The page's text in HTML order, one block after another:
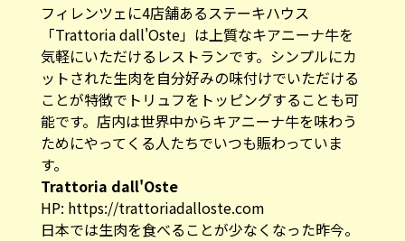
フィレンツェに4店舗あるステーキハウス
「Trattoria dall'Oste」は上質なキアニーナ牛を
気軽にいただけるレストランです。シンプルにカ
ットされた生肉を自分好みの味付けでいただける
ことが特徴でトリュフをトッピングすることも可
能です。店内は世界中からキアニーナ牛を味わう
ためにやってくる人たちでいつも賑わっていま
す。
Trattoria dall'Oste
HP: https://trattoriadalloste.com
日本では生肉を食べることが少なくなった昨今。